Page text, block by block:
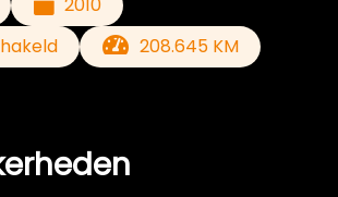
208.645 KM